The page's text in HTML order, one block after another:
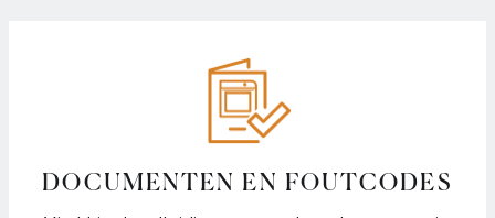
DOCUMENTEN EN FOUTCODES